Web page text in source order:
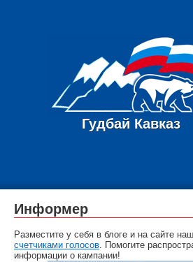
Гудбай Кавказ
Информер
Разместите у себя в блоге и на сайте
счетчиками голосов. Помогите
информации о кампании!